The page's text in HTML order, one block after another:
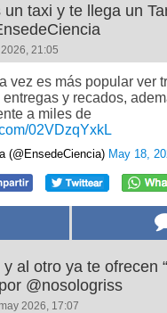
taxi y te llega un
21:05
es más popular ver
y recados,
a miles de
02VDzqYxkL
(@EnsedeCiencia) May 18,
al otro ya te ofrecen
@nosologriss
2026, 17:07